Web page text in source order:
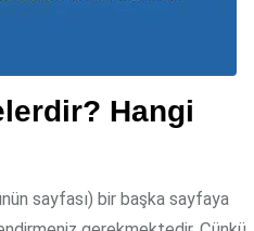
Hangi
sayfası) bir başka sayfaya